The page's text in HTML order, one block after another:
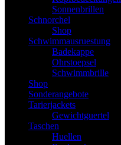
Sonnenbrillen
Schnorchel
Shop
Schwimmausruestung
Badekappe
Ohrstoepsel
Schwimmbrille
Shop
Sonderangebote
Tarierjackets
Gewichtguertel
Taschen
Huellen